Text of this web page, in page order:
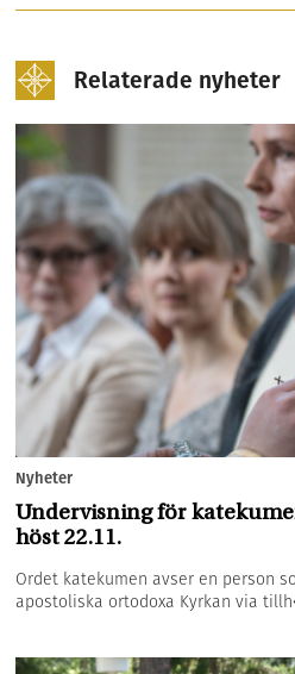
Relaterade nyheter
Nyheter
Undervisning för
höst 22.11.
Ordet katekumen avser en person
apostoliska ortodoxa Kyrkan via